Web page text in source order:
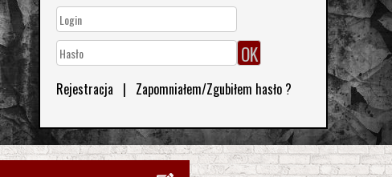
Rejestracja | Zapomniałem/Zgubiłem hasło ?